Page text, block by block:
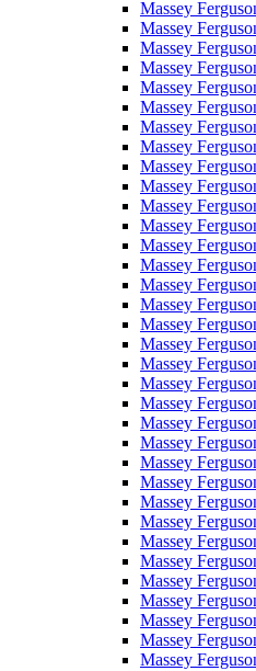
Massey
Massey
Massey
Massey
Massey
Massey
Massey
Massey
Massey
Massey
Massey
Massey
Massey
Massey
Massey
Massey
Massey
Massey
Massey
Massey
Massey
Massey
Massey
Massey
Massey
Massey
Massey
Massey
Massey
Massey
Massey
Massey
Massey
Massey